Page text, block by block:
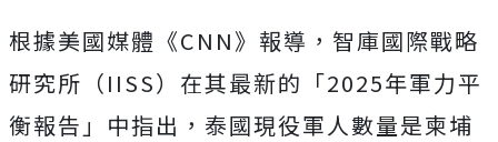
根據美國媒體《CNN》報導，智庫國際戰略
研究所（IISS）在其最新的「2025年軍力平
衡報告」中指出，泰國現役軍人數量是柬埔